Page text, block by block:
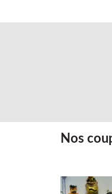
Nos